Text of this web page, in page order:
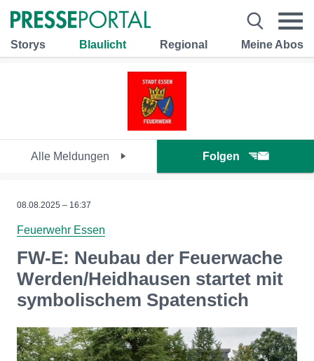
Storys Blaulicht Regional Meine Abos
Alle Meldungen Folgen
08.08.2025 – 16:37
Feuerwehr Essen
FW-E: Neubau der Feuerwache
Werden/Heidhausen startet mit
symbolischem Spatenstich